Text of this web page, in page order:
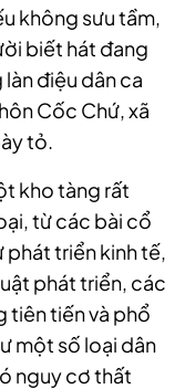
không sưu tầm,
biết hát đang
điệu dân ca
Cốc Chứ, xã
tỏ.
kho tàng rất
từ các bài cổ
phát triển kinh tế,
phát triển, các
tiên tiến và phổ
một số loại dân
nguy cơ thất